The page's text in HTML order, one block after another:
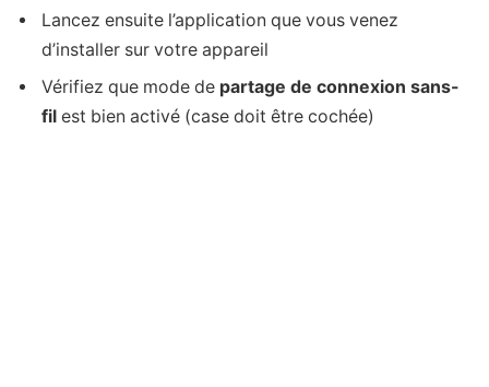
Lancez ensuite l’application que vous venez
d’installer sur votre appareil
Vérifiez que mode de partage de connexion sans-
fil est bien activé (case doit être cochée)